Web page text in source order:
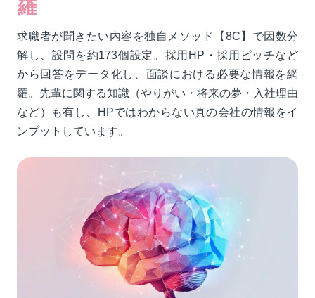
羅
求職者が聞きたい内容を独自メソッド【8C】で因数分
解し、設問を約173個設定。採用HP・採用ピッチなど
から回答をデータ化し、面談における必要な情報を網
羅。先輩に関する知識（やりがい・将来の夢・入社理由
など）も有し、HPではわからない真の会社の情報をイ
ンプットしています。